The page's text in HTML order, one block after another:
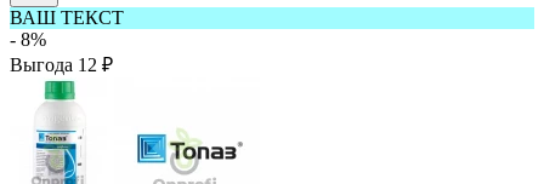
ВАШ ТЕКСТ
- 8%
Выгода 12 ₽